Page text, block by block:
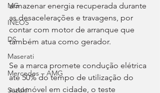
MG
INEOS
DS
Maserati
Mercedes – AMG
Suzuki
armazenar energia recuperada durante
as desacelerações e travagens, por
contar com motor de arranque que
também atua como gerador.
Se a marca promete condução elétrica
até 50% do tempo de utilização do
automóvel em cidade, o teste